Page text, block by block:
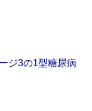
ジ3の1型糖尿病